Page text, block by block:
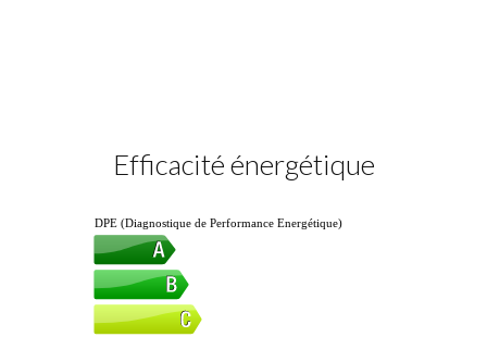
Efficacité énergétique
DPE (Diagnostique de Performance Energétique)